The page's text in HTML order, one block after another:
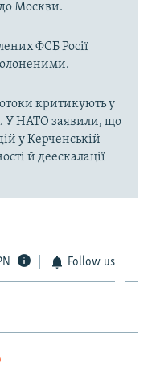
Москви.
ФСБ Росії
критикують у
У НАТО заявили, що
у Керченській
й деескалації
Follow us